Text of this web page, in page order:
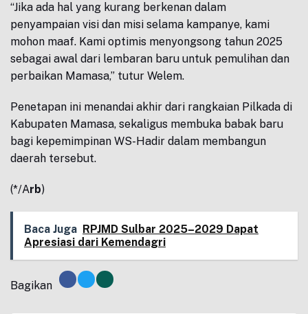
“Jika ada hal yang kurang berkenan dalam
penyampaian visi dan misi selama kampanye, kami
mohon maaf. Kami optimis menyongsong tahun 2025
sebagai awal dari lembaran baru untuk pemulihan dan
perbaikan Mamasa,” tutur Welem.
Penetapan ini menandai akhir dari rangkaian Pilkada di
Kabupaten Mamasa, sekaligus membuka babak baru
bagi kepemimpinan WS-Hadir dalam membangun
daerah tersebut.
(*/Arb)
Baca Juga RPJMD Sulbar 2025–2029 Dapat
Apresiasi dari Kemendagri
Bagikan